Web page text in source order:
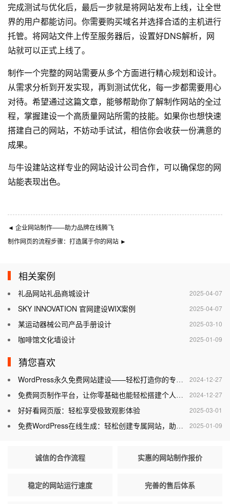
完成测试与优化后，最后一步就是将网站发布上线，让全世
界的用户都能访问。你需要购买域名并选择合适的主机进行
托管。将网站文件上传至服务器后，设置好DNS解析，网
站就可以正式上线了。
制作一个完整的网站需要从多个方面进行精心规划和设计。
从需求分析到开发实现，再到测试优化，每一步都需要用心
对待。希望通过这篇文章，能够帮助你了解制作网站的全过
程，掌握建设一个高质量网站所需的技能。如果你也想快速
搭建自己的网站，不妨动手试试，相信你会收获一份满意的
成果。
与牛设建站这样专业的网站设计公司合作，可以确保您的网
站能表现出色。
◄ 企业网站制作——助力品牌在线腾飞
制作网页的流程步骤：打造属于你的网站 ►
相关案例
2025-04-07
礼品网站礼品商城设计
2025-04-07
SKY INNOVATION 官网建设WIX案例
2025-03-10
某运动器械公司产品手册设计
2025-01-09
咖啡馆文化墙设计
猜您喜欢
2024-12-27
WordPress永久免费网站建设——轻松打造你的专属网站
2024-12-27
免费网页制作平台，让你零基础也能轻松搭建个人网站
2025-03-01
好好看网页版：轻松享受极致观影体验
2025-01-09
免费WordPress在线生成：轻松创建专属网站，助力个人与企业腾飞
诚信的合作流程 实惠的网站制作报价
稳定的网站运行速度 完善的售后体系